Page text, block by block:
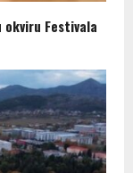
Festivala